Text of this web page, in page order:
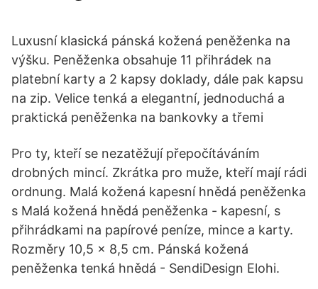
Luxusní klasická pánská kožená peněženka na
výšku. Peněženka obsahuje 11 přihrádek na
platební karty a 2 kapsy doklady, dále pak kapsu
na zip. Velice tenká a elegantní, jednoduchá a
praktická peněženka na bankovky a třemi
Pro ty, kteří se nezatěžují přepočítáváním
drobných mincí. Zkrátka pro muže, kteří mají rádi
ordnung. Malá kožená kapesní hnědá peněženka
s Malá kožená hnědá peněženka - kapesní, s
přihrádkami na papírové peníze, mince a karty.
Rozměry 10,5 x 8,5 cm. Pánská kožená
peněženka tenká hnědá - SendiDesign Elohi.